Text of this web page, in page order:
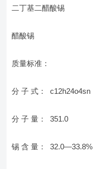
二丁基二醋酸锡
醋酸锡
质量标准：
分 子 式： c12h24o4sn
分 子 量： 351.0
锡 含 量： 32.0—33.8%